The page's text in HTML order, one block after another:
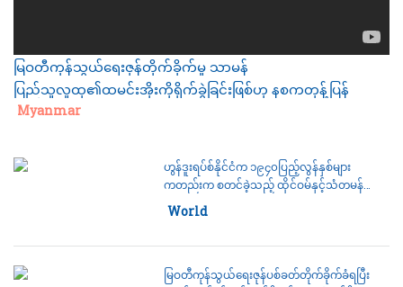
မြဝတီကုန်သွယ်ရေးဇုန်တိုက်ခိုက်မှု သာမန်
ပြည်သူလူထု၏ထမင်းအိုးကိုရိုက်ခွဲခြင်းဖြစ်ဟု နစကတုန့်ပြန်
Category:
Myanmar
ဟွန်ဒူးရပ်စ်နိုင်ငံက ၁၉၄၀ပြည့်လွန်နှစ်များ
ကတည်းက စတင်ခဲ့သည့် ထိုင်ဝမ်နှင့်သံတမန်
ဆက်ဆံရေးကိုဖြတ်တောက်ပြီး တရုတ်နိုင်ငံနှင့်
သံတမန်ဆက်ဆံရေးစတင်ထူထောင်
Category:
World
မြဝတီကုန်သွယ်ရေးဇုန်ပစ်ခတ်တိုက်ခိုက်ခံရပြီး